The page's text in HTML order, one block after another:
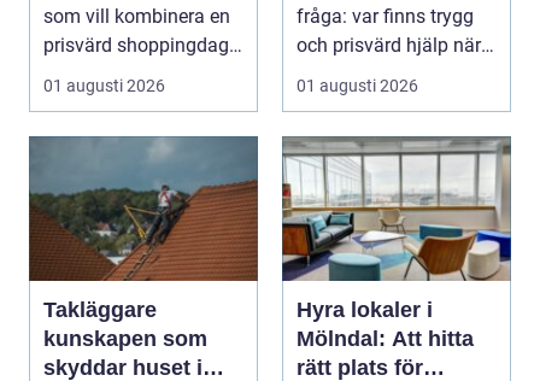
som vill kombinera en
prisvärd shoppingdag
med en enkel och ...
01 augusti 2026
fråga: var finns trygg
och prisvärd hjälp när
01 augusti 2026
Takläggare
kunskapen som
skyddar huset i
Hyra lokaler i
Mölndal: Att hitta
rätt plats för